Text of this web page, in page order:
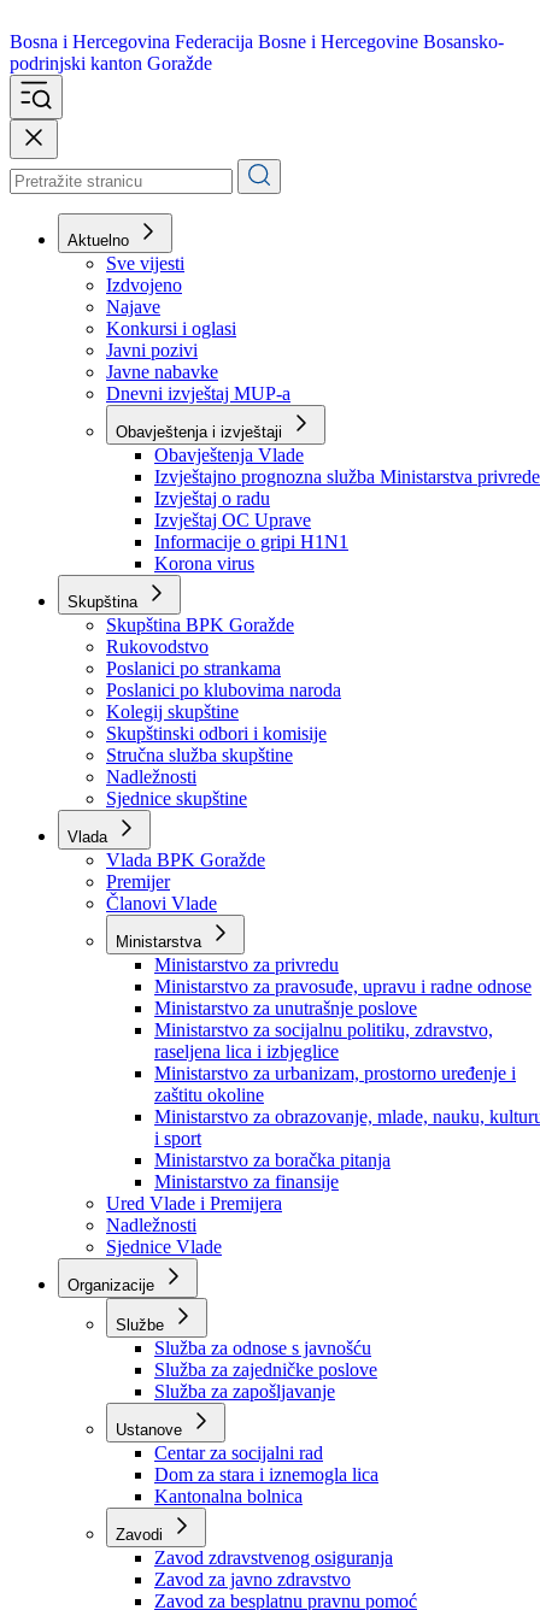
Bosna i Hercegovina
podrinjski kanton Goražde
Aktuelno
Sve vijesti
Izdvojeno
Najave
Konkursi i oglasi
Javni pozivi
Javne nabavke
Dnevni izvještaj MUP-a
Obavještenja i izvještaji
Obavještenja Vlade
Izvještajno prognozna služba Ministarstva privrede
Izvještaj o radu
Izvještaj OC Uprave
Informacije o gripi H1N1
Korona virus
Skupština
Skupština BPK Goražde
Rukovodstvo
Poslanici po strankama
Poslanici po klubovima naroda
Kolegij skupštine
Skupštinski odbori i komisije
Stručna služba skupštine
Nadležnosti
Sjednice skupštine
Vlada
Vlada BPK Goražde
Premijer
Članovi Vlade
Ministarstva
Ministarstvo za privredu
Ministarstvo za pravosuđe, upravu i radne odnose
Ministarstvo za unutrašnje poslove
Ministarstvo za socijalnu politiku, zdravstvo,
raseljena lica i izbjeglice
Ministarstvo za urbanizam, prostorno uređenje i
zaštitu okoline
Ministarstvo za obrazovanje, mlade, nauku,
i sport
Ministarstvo za boračka pitanja
Ministarstvo za finansije
Ured Vlade i Premijera
Nadležnosti
Sjednice Vlade
Organizacije
Službe
Služba za odnose s javnošću
Služba za zajedničke poslove
Služba za zapošljavanje
Ustanove
Centar za socijalni rad
Dom za stara i iznemogla lica
Kantonalna bolnica
Zavodi